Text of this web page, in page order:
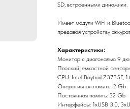
SD, встроенными динамики.
Имеет модули WiFI и
предавая устройству
Характеристики:
Монитор с диагональю 9
Плоский, емкостной
СPU: Intel Baytrail Z3735F,
Оперативная память: 2 Gb
Постоянная память: 32 Gb
Интерфейсы: 1xUSB 3.0,